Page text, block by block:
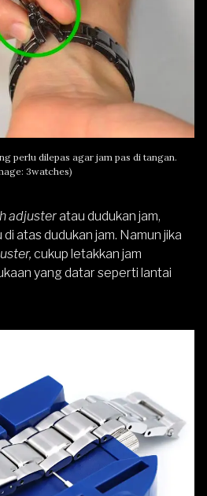
perlu dilepas agar jam pas di tangan.
3watches)
adjusteratau dudukan jam,
atas dudukan jam. Namun jika
cukup letakkan jam
yang datar seperti lantai